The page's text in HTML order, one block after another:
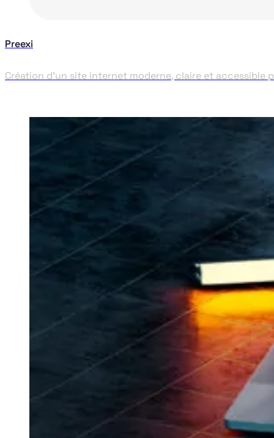
Preexi
Création d'un site internet moderne, claire et accessible